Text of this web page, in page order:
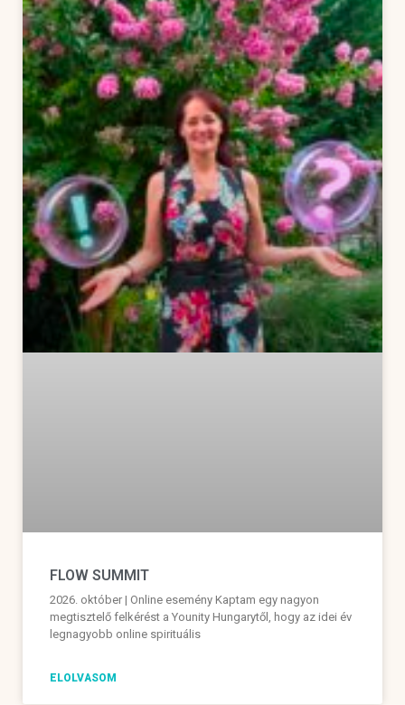
FLOW SUMMIT
2026. október | Online esemény Kaptam egy nagyon
megtisztelő felkérést a Younity Hungarytől, hogy az idei év
legnagyobb online spirituális
ELOLVASOM